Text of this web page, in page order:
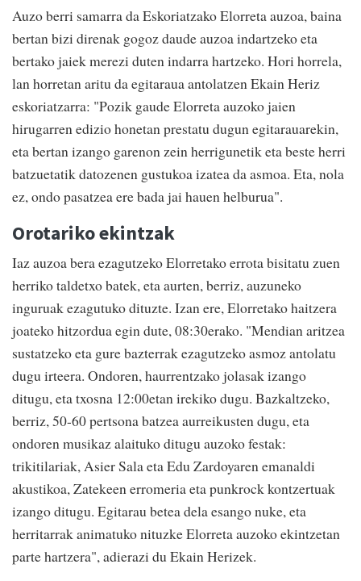
Auzo berri samarra da Eskoriatzako Elorreta auzoa, baina
bertan bizi direnak gogoz daude auzoa indartzeko eta
bertako jaiek merezi duten indarra hartzeko. Hori horrela,
lan horretan aritu da egitaraua antolatzen Ekain Heriz
eskoriatzarra: "Pozik gaude Elorreta auzoko jaien
hirugarren edizio honetan prestatu dugun egitarauarekin,
eta bertan izango garenon zein herrigunetik eta beste herri
batzuetatik datozenen gustukoa izatea da asmoa. Eta, nola
ez, ondo pasatzea ere bada jai hauen helburua".
Orotariko ekintzak
Iaz auzoa bera ezagutzeko Elorretako errota bisitatu zuen
herriko taldetxo batek, eta aurten, berriz, auzuneko
inguruak ezagutuko dituzte. Izan ere, Elorretako haitzera
joateko hitzordua egin dute, 08:30erako. "Mendian aritzea
sustatzeko eta gure bazterrak ezagutzeko asmoz antolatu
dugu irteera. Ondoren, haurrentzako jolasak izango
ditugu, eta txosna 12:00etan irekiko dugu. Bazkaltzeko,
berriz, 50-60 pertsona batzea aurreikusten dugu, eta
ondoren musikaz alaituko ditugu auzoko festak:
trikitilariak, Asier Sala eta Edu Zardoyaren emanaldi
akustikoa, Zatekeen erromeria eta punkrock kontzertuak
izango ditugu. Egitarau betea dela esango nuke, eta
herritarrak animatuko nituzke Elorreta auzoko ekintzetan
parte hartzera", adierazi du Ekain Herizek.